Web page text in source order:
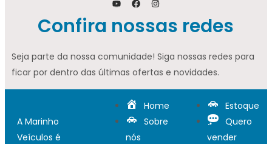
Confira nossas redes
Seja parte da nossa comunidade! Siga nossas redes para
ficar por dentro das últimas ofertas e novidades.
A Marinho
Veículos é
Home
Sobre
nós
Estoque
Quero
vender